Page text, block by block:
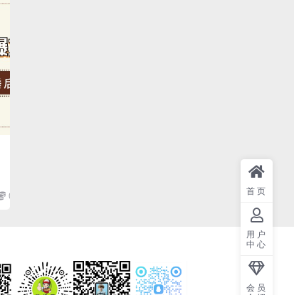
0.99 首页
用户
中心
会员